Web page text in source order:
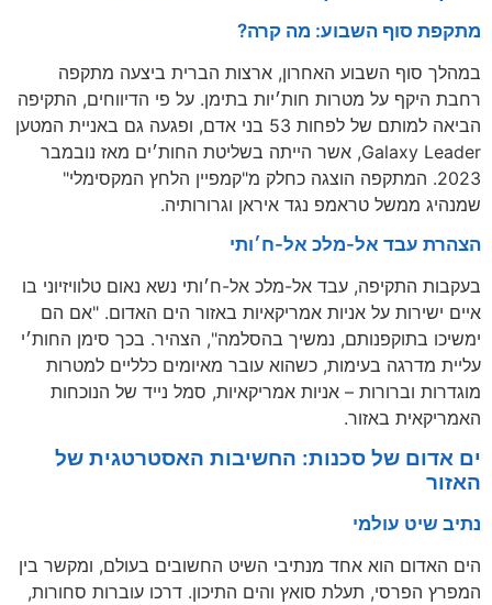
מתקפת סוף השבוע: מה קרה?
במהלך סוף השבוע האחרון, ארצות הברית ביצעה מתקפה
רחבת היקף על מטרות חות׳יות בתימן. על פי הדיווחים, התקיפה
הביאה למותם של לפחות 53 בני אדם, ופגעה גם באניית המטען
Galaxy Leader, אשר הייתה בשליטת החות׳ים מאז נובמבר
2023. המתקפה הוצגה כחלק מ"קמפיין הלחץ המקסימלי"
שמנהיג ממשל טראמפ נגד איראן וגרורותיה.
הצהרת עבד אל-מלכ אל-ח׳ותי
בעקבות התקיפה, עבד אל-מלכ אל-ח׳ותי נשא נאום טלוויזיוני בו
איים ישירות על אניות אמריקאיות באזור הים האדום. "אם הם
ימשיכו בתוקפנותם, נמשיך בהסלמה", הצהיר. בכך סימן החות׳י
עליית מדרגה בעימות, כשהוא עובר מאיומים כלליים למטרות
מוגדרות וברורות – אניות אמריקאיות, סמל נייד של הנוכחות
האמריקאית באזור.
ים אדום של סכנות: החשיבות האסטרטגית של
האזור
נתיב שיט עולמי
הים האדום הוא אחד מנתיבי השיט החשובים בעולם, ומקשר בין
המפרץ הפרסי, תעלת סואץ והים התיכון. דרכו עוברות סחורות,